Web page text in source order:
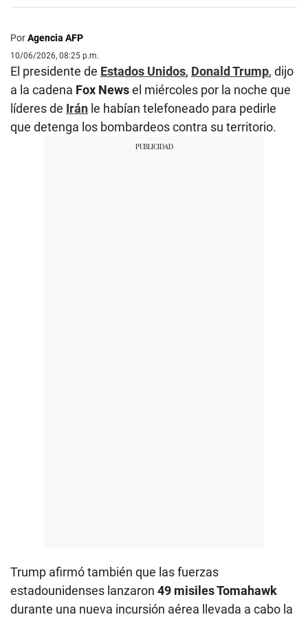
PorAgencia AFP
10/06/2026, 08:25 p.m.
El presidente de Estados Unidos, Donald Trump, dijo
a la cadena Fox Newsel miércoles por la noche que
líderes de Irán le habían telefoneado para pedirle
que detenga los bombardeos contra su territorio.
Trump afirmó también que las fuerzas
estadounidenses lanzaron 49 misiles Tomahawk
durante una nueva incursión aérea llevada a cabo la